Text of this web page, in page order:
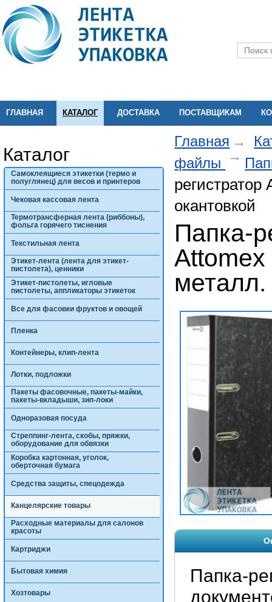
ГЛАВНАЯ КАТАЛОГ ДОСТАВКА ПОСТАВЩИКАМ
Каталог
Самоклеящиеся этикетки (термо и
полуглянец) для весов и принтеров
Чековая кассовая лента
Термотрансферная лента (риббоны),
фольга горячего тиснения
Текстильная лента
Этикет-лента (лента для этикет-
пистолета), ценники
Этикет-пистолеты, игловые
пистолеты, аппликаторы этикеток
Все для фасовки фруктов и овощей
Пленка
Контейнеры, клип-лента
Лотки, подложки
Пакеты фасовочные, пакеты-майки,
пакеты-вкладыши, зип-локи
Одноразовая посуда
Стреппинг-лента, скобы, пряжки,
оборудование для обвязки
Коробка картонная, уголок,
оберточная бумага
Средства защиты, спецодежда
Канцелярские товары
Расходные материалы для салонов
красоты
Картриджи
Бытовая химия
Хозтовары
Главная
файлы
окантовкой
Папка-
металл.
Папка-